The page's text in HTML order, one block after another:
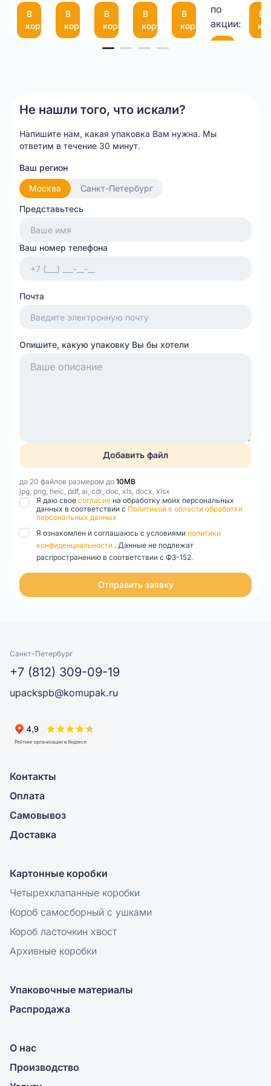
В
корзину
В
корзину
75
(300*200мм)
В
корзину
В
корзину
В
корзину
по
акции:
В
Не нашли того, что искали?
Напишите нам, какая упаковка Вам нужна. Мы
ответим в течение 30 минут.
Ваш регион
Москва
Санкт-Петербург
Представьтесь
Ваш номер телефона
Почта
Опишите, какую упаковку Вы бы хотели
Добавить файл
до 20 файлов размером до 10MB
jpg, png, heic, pdf, ai, cdr, doc, xls, docx, xlsx
Я даю свое согласие на обработку моих персональных
данных в соответствии с Политикой в области обработки
персональных данных
Я ознакомлен и соглашаюсь с условиями политики
конфиденциальности . Данные не подлежат
распространению в соответствии с ФЗ-152.
Отправить заявку
Санкт-Петербург
+7 (812) 309-09-19
upackspb@komupak.ru
Контакты
Оплата
Самовывоз
Доставка
Картонные коробки
Четырехклапанные коробки
Короб самосборный с ушками
Короб ласточкин хвост
Архивные коробки
Упаковочные материалы
Распродажа
О нас
Производство